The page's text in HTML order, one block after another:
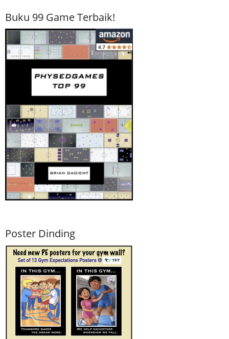
Buku 99 Game Terbaik!
Poster Dinding